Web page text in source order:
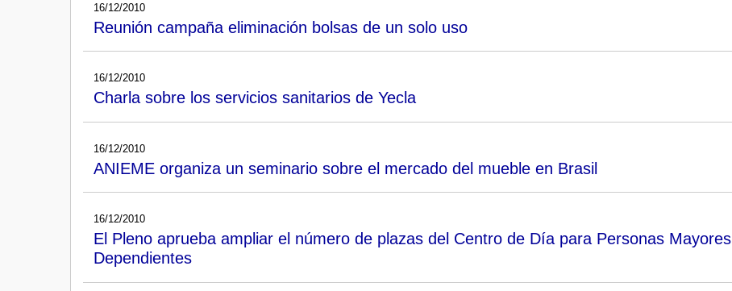
16/12/2010
Reunión campaña eliminación bolsas de un solo uso
16/12/2010
Charla sobre los servicios sanitarios de Yecla
16/12/2010
ANIEME organiza un seminario sobre el mercado del mueble en Brasil
16/12/2010
El Pleno aprueba ampliar el número de plazas del Centro de Día para Personas Mayores
Dependientes